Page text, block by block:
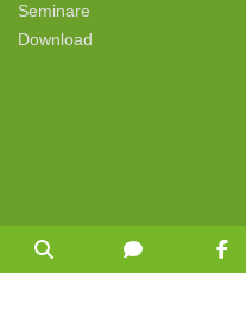
Seminare
Download